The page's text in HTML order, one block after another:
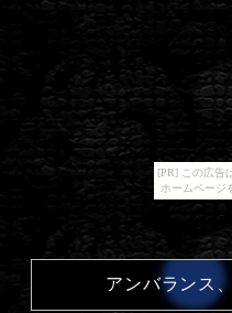
[PR] この広告
ホームページ
アンバランス